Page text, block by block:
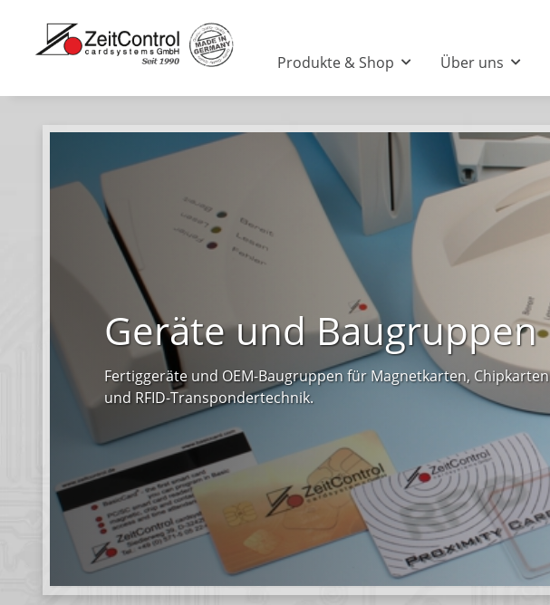
Produkte & Shop Über uns
Geräte und Baugruppen
Fertiggeräte und OEM-Baugruppen für Magnetkarten, Chipkarten
und RFID-Transpondertechnik.